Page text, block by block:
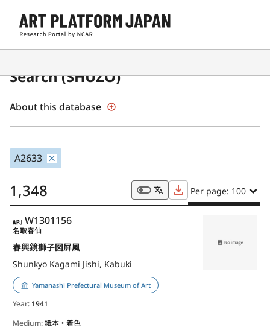
Japanese Museum Collections
Search (SHŪZŌ)
About this database
A2633
1,348 Per page: 100
APJ
W1301156
春興鏡獅子図屏風
Shunkyo Kagami Jishi, Kabuki
名取春仙
Yamanashi Prefectural Museum of Art
Year: 1941
Medium:紙本・着色